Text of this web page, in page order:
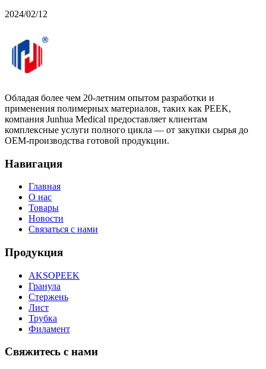
2024/02/12
Обладая более чем 20-летним опытом разработки и
применения полимерных материалов, таких как PEEK,
компания Junhua Medical предоставляет клиентам
комплексные услуги полного цикла — от закупки сырья до
OEM-производства готовой продукции.
Навигация
Главная
О нас
Товары
Новости
Связаться с нами
Продукция
AKSOPEEK
Гранула
Стержень
Лист
Трубка
Филамент
Свяжитесь с нами